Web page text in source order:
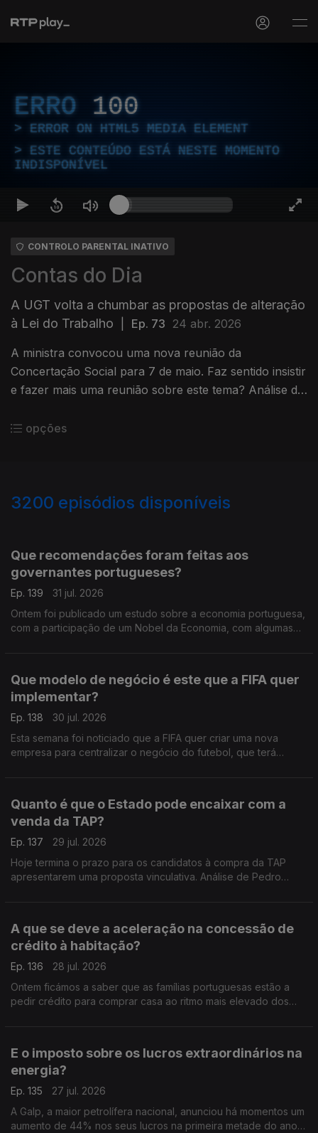
ERRO 100
ERROR ON HTML5 MEDIA ELEMENT
ESTE CONTEÚDO ESTÁ NESTE MOMENTO
INDISPONÍVEL
CONTROLO PARENTAL INATIVO
Contas do Dia
A UGT volta a chumbar as propostas de alteração
à Lei do Trabalho
Ep. 73 24 abr. 2026
A ministra convocou uma nova reunião da
Concertação Social para 7 de maio. Faz sentido insistir
e fazer mais uma reunião sobre este tema? Análise de
opções
3200 episódios disponíveis
Que recomendações foram feitas aos
governantes portugueses?
Ep. 139
31 jul. 2026
Ontem foi publicado um estudo sobre a economia portuguesa,
com a participação de um Nobel da Economia, com algumas
Que modelo de negócio é este que a FIFA quer
implementar?
Ep. 138
30 jul. 2026
Esta semana foi noticiado que a FIFA quer criar uma nova
empresa para centralizar o negócio do futebol, que terá
Quanto é que o Estado pode encaixar com a
venda da TAP?
Ep. 137
29 jul. 2026
Hoje termina o prazo para os candidatos à compra da TAP
apresentarem uma proposta vinculativa. Análise de Pedro
A que se deve a aceleração na concessão de
crédito à habitação?
Ep. 136
28 jul. 2026
Ontem ficámos a saber que as famílias portuguesas estão a
pedir crédito para comprar casa ao ritmo mais elevado dos
E o imposto sobre os lucros extraordinários na
energia?
Ep. 135
27 jul. 2026
A Galp, a maior petrolífera nacional, anunciou há momentos um
aumento de 44% nos seus lucros na primeira metade do ano,